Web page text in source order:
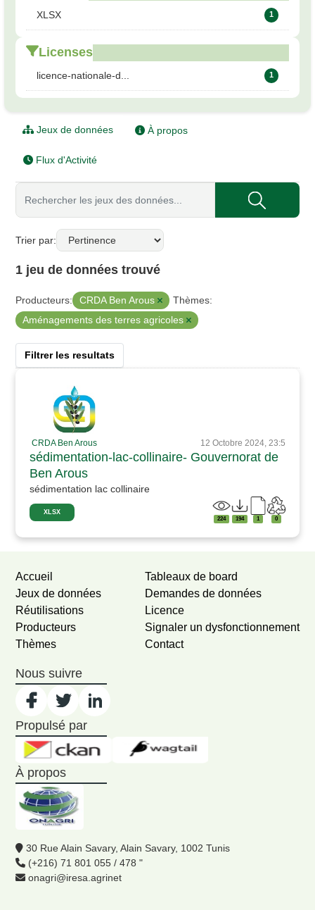
XLSX 1
Licenses
licence-nationale-d... 1
Jeux de données À propos
Flux d'Activité
Trier par
1 jeu de données trouvé
Producteurs: CRDA Ben Arous
Thèmes:
Aménagements des terres agricoles
Filtrer les resultats
CRDA Ben Arous 12 Octobre 2024, 23:5
sédimentation-lac-collinaire- Gouvernorat de
Ben Arous
sédimentation lac collinaire
XLSX
224 194 1 0
Accueil
Jeux de données
Réutilisations
Producteurs
Thèmes
Tableaux de board
Demandes de données
Licence
Signaler un dysfonctionnement
Contact
Nous suivre
Propulsé par
À propos
30 Rue Alain Savary, Alain Savary, 1002 Tunis
(+216) 71 801 055 / 478 "
onagri@iresa.agrinet